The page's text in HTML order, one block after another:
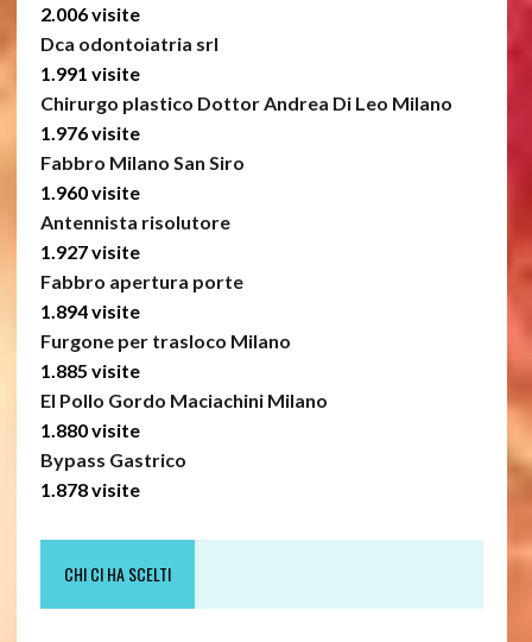
2.006 visite
Dca odontoiatria srl
1.991 visite
Chirurgo plastico Dottor Andrea Di Leo Milano
1.976 visite
Fabbro Milano San Siro
1.960 visite
Antennista risolutore
1.927 visite
Fabbro apertura porte
1.894 visite
Furgone per trasloco Milano
1.885 visite
El Pollo Gordo Maciachini Milano
1.880 visite
Bypass Gastrico
1.878 visite
CHI CI HA SCELTI